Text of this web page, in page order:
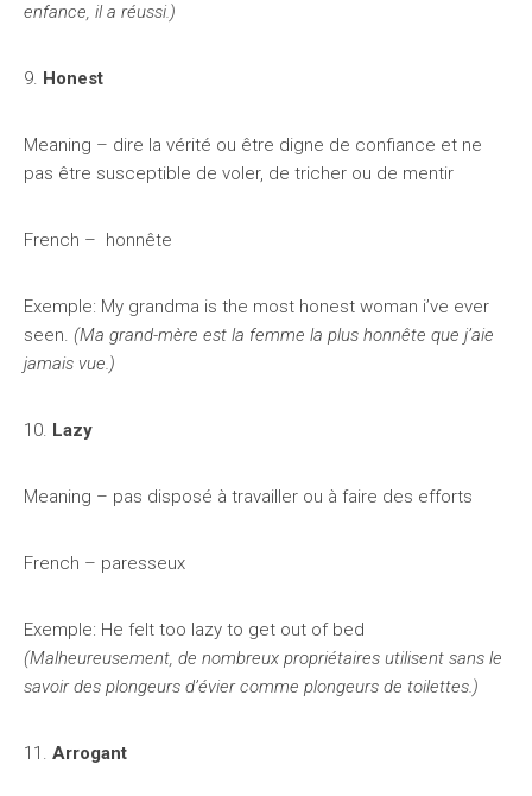
enfance, il a réussi.)
9. Honest
Meaning – dire la vérité ou être digne de confiance et ne
pas être susceptible de voler, de tricher ou de mentir
French – honnête
Exemple: My grandma is the most honest woman i’ve ever
seen. (Ma grand-mère est la femme la plus honnête que j’aie
jamais vue.)
10. Lazy
Meaning – pas disposé à travailler ou à faire des efforts
French – paresseux
Exemple: He felt too lazy to get out of bed
(Malheureusement, de nombreux propriétaires utilisent sans le
savoir des plongeurs d’évier comme plongeurs de toilettes.)
11. Arrogant